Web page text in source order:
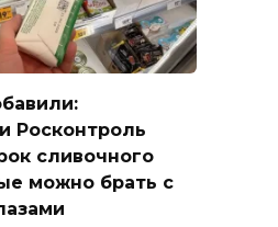
Росконтроль
сливочного
можно брать с